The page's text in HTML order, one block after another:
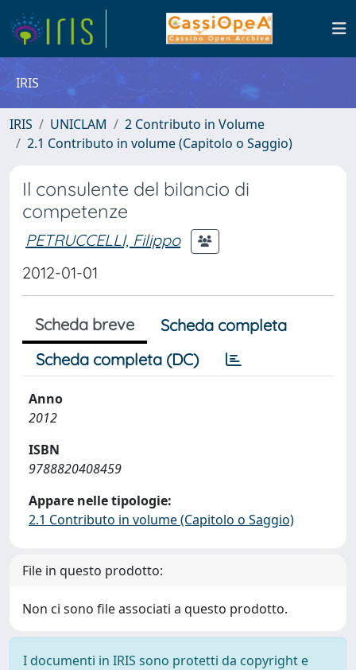
IRIS
IRIS UNICLAM
2 Contributo in Volume
2.1 Contributo in volume (Capitolo o Saggio)
Il consulente del bilancio di
competenze
PETRUCCELLI, Filippo
2012-01-01
Scheda breve
Scheda completa
Scheda completa (DC)
Anno
2012
ISBN
9788820408459
Appare nelle tipologie:
2.1 Contributo in volume (Capitolo o Saggio)
File in questo prodotto:
Non ci sono file associati a questo prodotto.
I documenti in IRIS sono protetti da copyright e